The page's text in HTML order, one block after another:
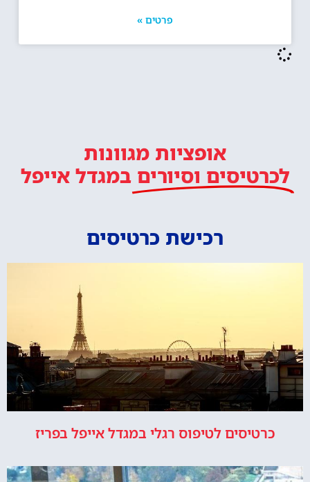
פרטים »
אופציות מגוונות
לכרטיסים וסיורים במגדל אייפל
רכישת כרטיסים
כרטיסים לטיפוס רגלי במגדל אייפל בפריז